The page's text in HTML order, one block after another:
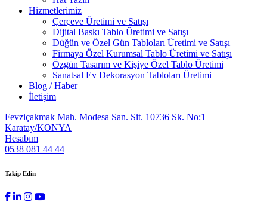
Hizmetlerimiz
Çerçeve Üretimi ve Satışı
Dijital Baskı Tablo Üretimi ve Satışı
Düğün ve Özel Gün Tabloları Üretimi ve Satışı
Firmaya Özel Kurumsal Tablo Üretimi ve Satışı
Özgün Tasarım ve Kişiye Özel Tablo Üretimi
Sanatsal Ev Dekorasyon Tabloları Üretimi
Blog / Haber
İletişim
Fevziçakmak Mah. Modesa San. Sit. 10736 Sk. No:1
Karatay/KONYA
Hesabım
0538 081 44 44
Takip Edin